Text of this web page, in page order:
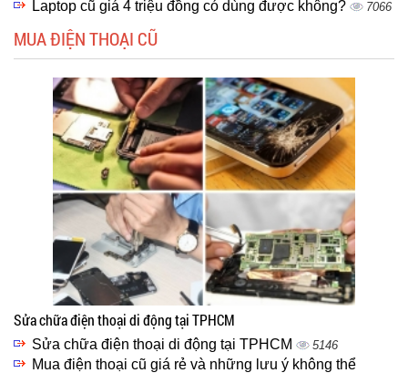
Laptop cũ giá 4 triệu đồng có dùng được không? 7066
MUA ĐIỆN THOẠI CŨ
Sửa chữa điện thoại di động tại TPHCM
Sửa chữa điện thoại di động tại TPHCM 5146
Mua điện thoại cũ giá rẻ và những lưu ý không thể